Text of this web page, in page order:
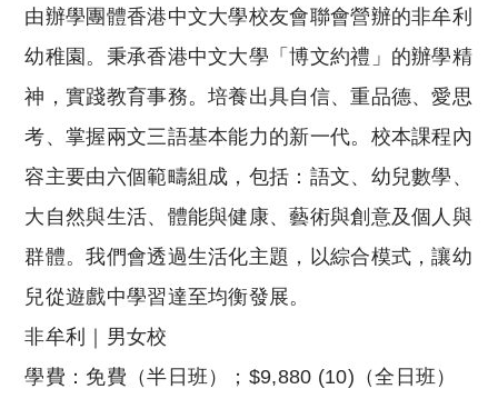
由辦學團體香港中文大學校友會聯會營辦的非牟利
幼稚園。秉承香港中文大學「博文約禮」的辦學精
神，實踐教育事務。培養出具自信、重品德、愛思
考、掌握兩文三語基本能力的新一代。校本課程內
容主要由六個範疇組成，包括：語文、幼兒數學、
大自然與生活、體能與健康、藝術與創意及個人與
群體。我們會透過生活化主題，以綜合模式，讓幼
兒從遊戲中學習達至均衡發展。
非牟利｜男女校
學費：免費（半日班）；$9,880 (10)（全日班）